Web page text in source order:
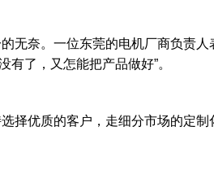
奈。一位东莞的电机厂商负责人
了，又怎能把产品做好”。
优质的客户，走细分市场的定制